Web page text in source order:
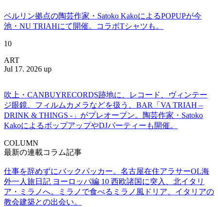
ベルリン拠点の陶芸作家・Satoko KakoによるPOPUPが今
池・NU TRIAHにて開催。コラボTシャツも。
10
ART
Jul 17. 2026 up
吹上・CANBUYRECORDS跡地に、レコード、ヴィンテー
ジ眼鏡、フィルムカメラなどを扱う、BAR「VA TRIAH –
DRINK & THINGS -」がプレオープン。陶芸作家・Satoko
KakoによるポップアップやDJパーティーも開催。
COLUMN
最新の連載コラム記事
仕事を辞めずにバックパッカー。名古屋在住アラサーOL海
外一人旅日記 ヨーロッパ編 10 西欧諸国に突入、北イタリ
ア・ミラノへ。ミラノで食べるミラノ風ドリア、イタリアの
教会建築との出会い。